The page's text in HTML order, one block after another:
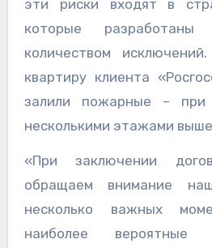
эти риски входят в
которые
количеством
квартиру клиента
залили пожарные –
несколькими этажами
«При заключении
обращаем внимание
несколько важных
наиболее вероятные